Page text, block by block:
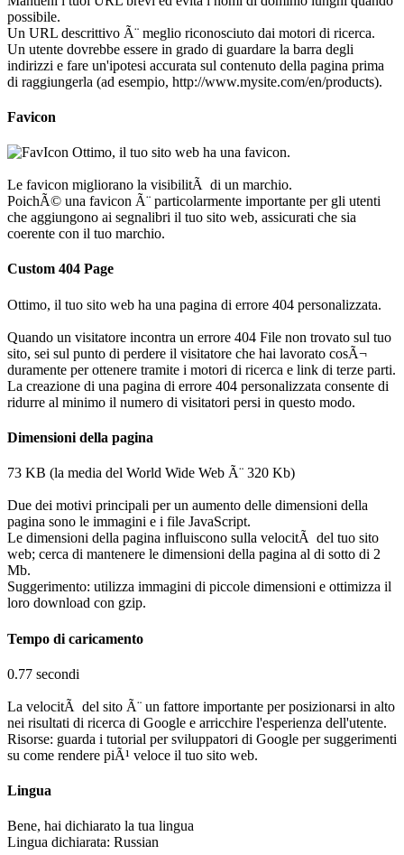
possibile.
Un URL descrittivo Ã¨ meglio riconosciuto dai motori di ricerca.
Un utente dovrebbe essere in grado di guardare la barra degli
indirizzi e fare un'ipotesi accurata sul contenuto della pagina prima
di raggiungerla (ad esempio, http://www.mysite.com/en/products).
Favicon
Ottimo, il tuo sito web ha una favicon.
Le favicon migliorano la visibilitÃ di un marchio.
PoichÃ© una favicon Ã¨ particolarmente importante per gli utenti
che aggiungono ai segnalibri il tuo sito web, assicurati che sia
coerente con il tuo marchio.
Custom 404 Page
Ottimo, il tuo sito web ha una pagina di errore 404 personalizzata.
Quando un visitatore incontra un errore 404 File non trovato sul tuo
sito, sei sul punto di perdere il visitatore che hai lavorato cosÃ¬
duramente per ottenere tramite i motori di ricerca e link di terze parti.
La creazione di una pagina di errore 404 personalizzata consente di
ridurre al minimo il numero di visitatori persi in questo modo.
Dimensioni della pagina
73 KB (la media del World Wide Web Ã¨ 320 Kb)
Due dei motivi principali per un aumento delle dimensioni della
pagina sono le immagini e i file JavaScript.
Le dimensioni della pagina influiscono sulla velocitÃ del tuo sito
web; cerca di mantenere le dimensioni della pagina al di sotto di 2
Mb.
Suggerimento: utilizza immagini di piccole dimensioni e ottimizza il
loro download con gzip.
Tempo di caricamento
0.77 secondi
La velocitÃ del sito Ã¨ un fattore importante per posizionarsi in alto
nei risultati di ricerca di Google e arricchire l'esperienza dell'utente.
Risorse: guarda i tutorial per sviluppatori di Google per suggerimenti
su come rendere piÃ¹ veloce il tuo sito web.
Lingua
Bene, hai dichiarato la tua lingua
Lingua dichiarata: Russian